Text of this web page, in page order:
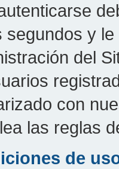
segundos y
del
con
las reglas
de